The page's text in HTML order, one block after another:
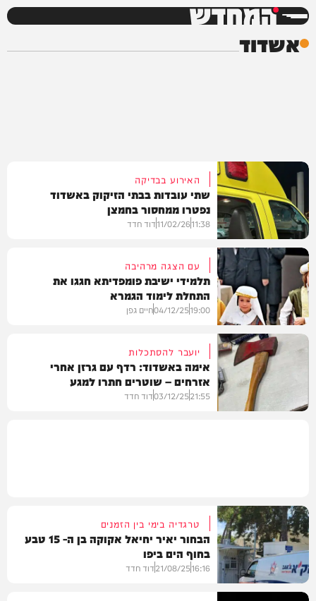
המחדש
אשדוד
בארץ
האירוע בבדיקה
שתי עובדות בבתי הזיקוק באשדוד
נפטרו ממחסור בחמצן
11:38
11/02/26דוד חדד
חדשות
עם הצגה מרהיבה
תלמידי ישיבת פומפדיתא חגגו את
התחלת לימוד הגמרא
19:00
04/12/25חיים גפן
יועבר להסתכלות
אימה באשדוד: רדף עם גרזן אחרי
אזרחים – שוטרים חתרו למגע
21:55
03/12/25דוד חדד
טרגדיה בימי בין הזמנים
הבחור יאיר יחיאל אקוקה בן ה- 15 טבע
בחוף הים ביפו
16:16
21/08/25דוד חדד